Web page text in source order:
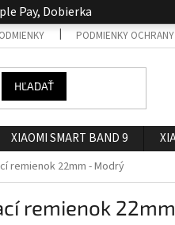
Pay, Dobierka
PODMIENKY
HĽADAŤ
XIAOMI SMART BAND 9
remienok 22mm - Modrý
remienok